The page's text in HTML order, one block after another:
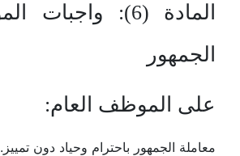
المادة (6):
الجمهور
على الموظف العام:
معاملة الجمهور باحترام وحياد دون تمييز.